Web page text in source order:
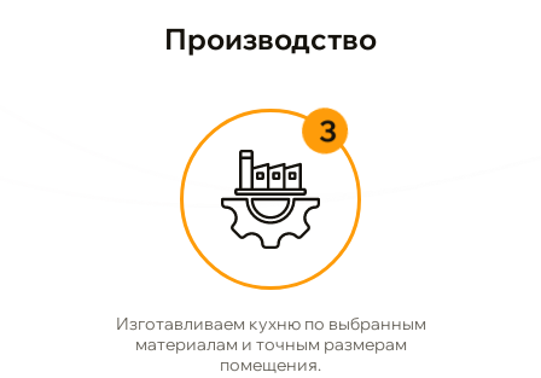
Производство
3
Изготавливаем кухню по выбранным
материалам и точным размерам
помещения.